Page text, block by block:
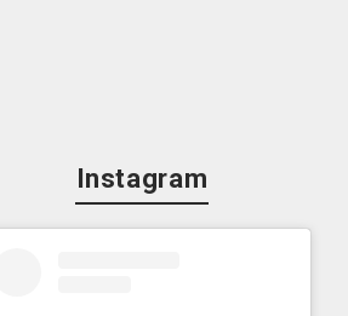
Instagram